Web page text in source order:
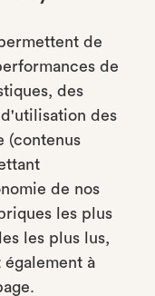
de
de
des
des
(contenus
de nos
les plus
les plus lus,
également à